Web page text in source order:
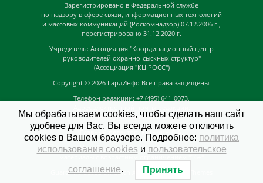
Зарегистрировано в Федеральной службе
по надзору в сфере связи, информационных технологий
и массовых коммуникаций (Роскомнадзор) 07.12.2006 г.,
перегистрировано 31.12.2020 г.
Учредитель: Ассоциация "Координационный центр
руководителей охранно-сыскных структур"
(Ассоциация "КЦ РОСС")
Copyright © 2026 ГардИнфо Все права защищены.
Телефон редакции: +7 (495) 641-0073,
news@guardinfo.online
Главный редактор: Кузьмин Д.А.
На сайте могут быть размещены
GuardInfo based on Catch Adaptive byCatch Themes
Мы обрабатываем cookies, чтобы сделать наш сайт
удобнее для Вас. Вы всегда можете отключить
cookies в Вашем браузере. Подробнее: политика
использования cookiesи пользовательское
соглашение. Принять